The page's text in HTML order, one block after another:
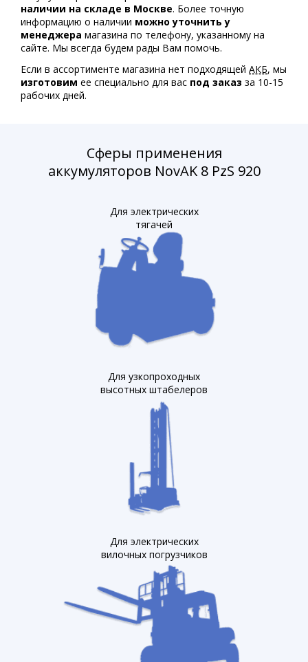
наличии на складе в Москве. Более точную
информацию о наличии можно уточнить у
менеджера магазина по телефону, указанному на
сайте. Мы всегда будем рады Вам помочь.
Если в ассортименте магазина нет подходящей АКБ, мы
изготовим ее специально для вас под заказ за 10-15
рабочих дней.
Сферы применения
аккумуляторов NovAK 8 PzS 920
Для электрических
тягачей
Для узкопроходных
высотных штабелеров
Для электрических
вилочных погрузчиков